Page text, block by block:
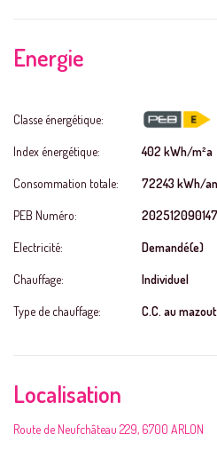
Energie
Classe énergétique:
Index énergétique: 402 kWh/m²a
Consommation totale: 72243 kWh/an
PEB Numéro:
Electricité: Demandé(e)
Chauffage: Individuel
Type de chauffage: C.C. au mazout
Localisation
Route de Neufchâteau 229, 6700 ARLON